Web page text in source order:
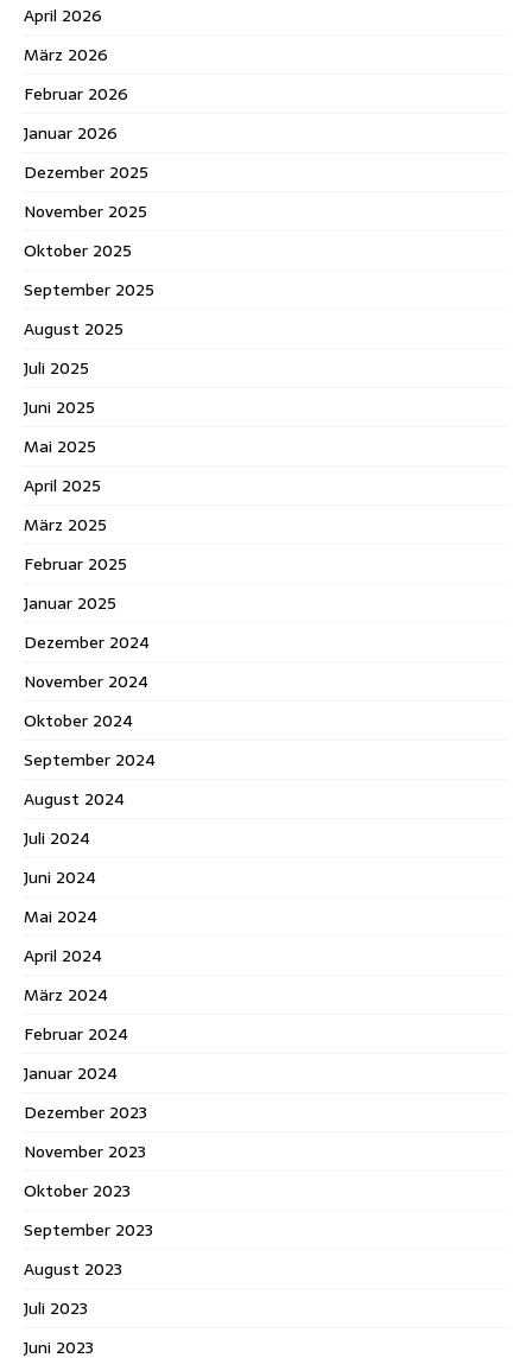
April 2026
März 2026
Februar 2026
Januar 2026
Dezember 2025
November 2025
Oktober 2025
September 2025
August 2025
Juli 2025
Juni 2025
Mai 2025
April 2025
März 2025
Februar 2025
Januar 2025
Dezember 2024
November 2024
Oktober 2024
September 2024
August 2024
Juli 2024
Juni 2024
Mai 2024
April 2024
März 2024
Februar 2024
Januar 2024
Dezember 2023
November 2023
Oktober 2023
September 2023
August 2023
Juli 2023
Juni 2023